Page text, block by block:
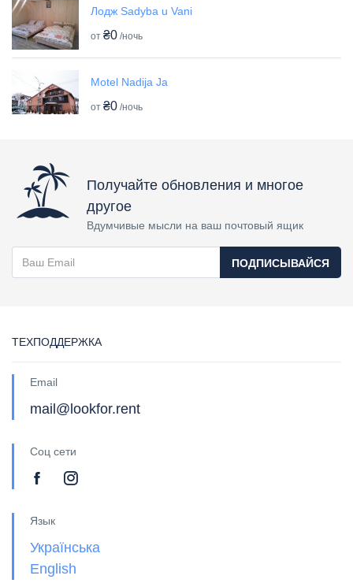
Лодж Sadyba u Vani
от ₴0 /ночь
Motel Nadija Ja
от ₴0 /ночь
Получайте обновления и многое
другое
Вдумчивые мысли на ваш почтовый ящик
ПОДПИСЫВАЙСЯ
ТЕХПОДДЕРЖКА
Email
mail@lookfor.rent
Соц сети
Язык
Українська
English